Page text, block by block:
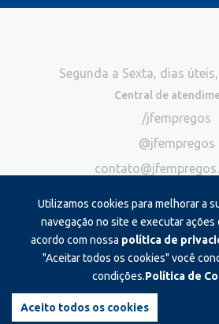
Utilizamos cookies para melhorar a
navegação no site e executar ações
acordo com nossa política de
"Aceitar todos os cookies" você
condições.Política de
Aceito todos os cookies
Segunda a Sexta, dias
Central de
/jfempregos
@jfempregos
Publicidade
*Exclusivo para atendimento via chat. Não
canal
Produzido e
©2026 JF Empregos. Todos os